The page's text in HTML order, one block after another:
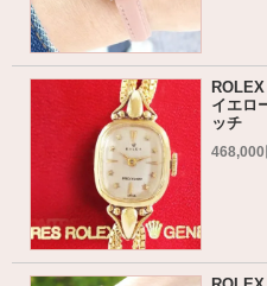
イエロ
ッチ
468,000